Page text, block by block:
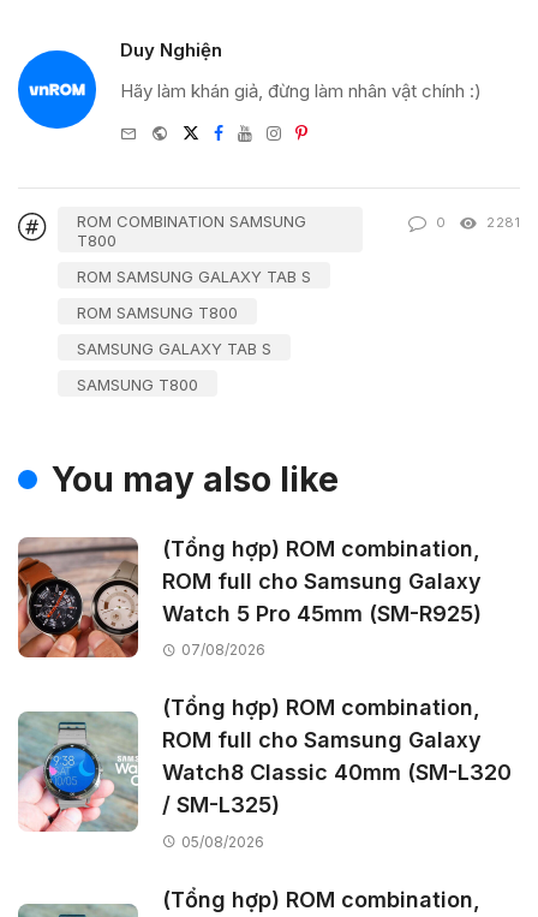
Duy Nghiện
Hãy làm khán giả, đừng làm nhân vật chính :)
e-
WebsiteTwitter
Facebook
YoutubeInstagram
Pinterest
ROM COMBINATION SAMSUNG
T800
ROM SAMSUNG GALAXY TAB S
ROM SAMSUNG T800
SAMSUNG GALAXY TAB S
SAMSUNG T800
0 2281
You may also like
(Tổng hợp) ROM combination,
ROM full cho Samsung Galaxy
Watch 5 Pro 45mm (SM-R925)
07/08/2026
(Tổng hợp) ROM combination,
ROM full cho Samsung Galaxy
Watch8 Classic 40mm (SM-L320
/ SM-L325)
05/08/2026
(Tổng hợp) ROM combination,